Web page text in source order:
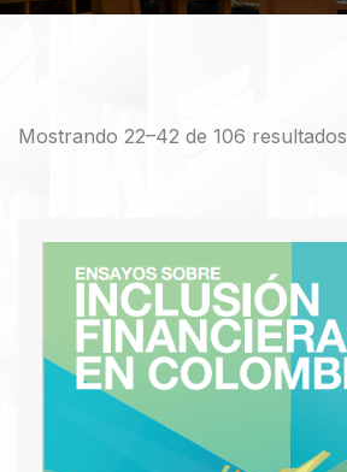
Mostrando 22–42 de 106 resultados